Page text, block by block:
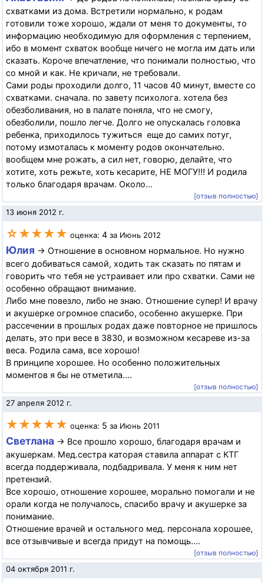
схватками из дома. Встретили нормально, к родам
готовили тоже хорошо, ждали от меня то документы, то
информацию необходимую для оформления с терпением,
ибо в момент схваток вообще ничего не могла им дать или
сказать. Короче впечатление, что понимали полностью, что
со мной и как. Не кричали, не требовали.
Сами роды проходили долго, 11 часов 40 минут, вместе со
схватками. сначала. по завету психолога. хотела без
обезболивания, но в палате поняла, что не смогу,
обезболили, пошло легче. Долго не опускалась головка
ребенка, приходилось тужиться еще до самих потуг,
потому измоталась к моменту родов окончательно.
вообщем мне рожать, а сил нет, говорю, делайте, что
хотите, хоть режьте, хоть кесарите, НЕ МОГУ!!! И родила
только благодаря врачам. Около...
[отзыв полностью]
13 июня 2012 г.
☆★★★★ оценка: 4 за Июнь 2012
Юлия → Отношение в основном нормальное. Но нужно
всего добиваться самой, ходить так сказать по пятам и
говорить что тебя не устраивает или про схватки. Сами не
особенно обращают внимание.
Либо мне повезло, либо не знаю. Отношение супер! И врачу
и акушерке огромное спасибо, особенно акушерке. При
рассечении в прошлых родах даже повторное не пришлось
делать, это при весе в 3830, и возможном кесареве из-за
веса. Родила сама, все хорошо!
В принципе хорошее. Но особенно положительных
моментов я бы не отметила....
[отзыв полностью]
27 апреля 2012 г.
★★★★★ оценка: 5 за Июнь 2011
Светлана → Все прошло хорошо, благодаря врачам и
акушеркам. Мед.сестра каторая ставила аппарат с КТГ
всегда поддерживала, подбадривала. У меня к ним нет
претензий.
Все хорошо, отношение хорошее, морально помогали и не
орали когда не получалось, спасибо врачу и акушерке за
понимание.
Отношение врачей и остального мед. персонала хорошее,
все отзывчивые и всегда придут на помощь....
[отзыв полностью]
04 октября 2011 г.